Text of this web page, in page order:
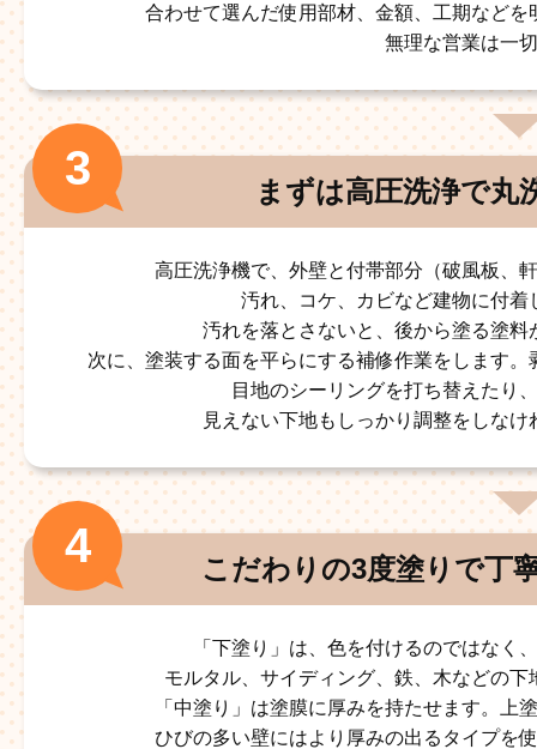
合わせて選んだ使用部材、金額、工期など
無理な営業は一
まずは高圧洗浄で丸
高圧洗浄機で、外壁と付帯部分（破風板、
汚れ、コケ、カビなど建物に付
汚れを落とさないと、後から塗る塗
次に、塗装する面を平らにする補修作業をします
目地のシーリングを打ち替えたり
見えない下地もしっかり調整をしな
こだわりの3度塗りで丁
「下塗り」は、色を付けるのではなく
モルタル、サイディング、鉄、木などの
「中塗り」は塗膜に厚みを持たせます。上
ひびの多い壁にはより厚みの出るタイプを